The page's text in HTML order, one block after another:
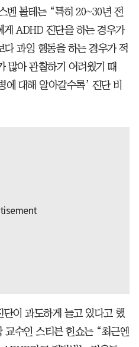
벤 볼테는 “특히 20~30년 전
게 ADHD 진단을 하는 경우가
과잉 행동을 하는 경우가 적
많아 관찰하기 어려웠기 때
대해 알아갈수록’ 진단 비
이 과도하게 늘고 있다고 했
교수인 스티븐 힌쇼는 “최근엔